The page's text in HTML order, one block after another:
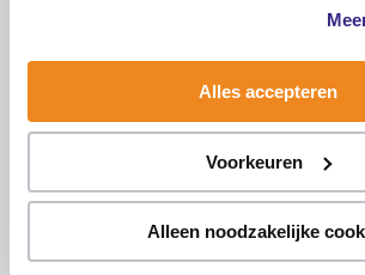
Alles accepteren
Voorkeuren
Alleen noodzakelijke
verschillende vlakken vaak veel
puber helpen om gemotiveerd en
te worden. Het belangrijkste is om
komen wat maakt dat je puber het
lastig vindt. En dan te kijken hoe je
kalm en rustig en probeer samen